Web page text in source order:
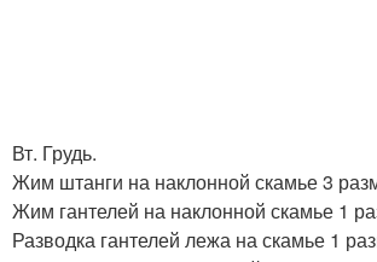
Вт. Грудь.
Жим штанги на наклонной скамье 3
Жим гантелей на наклонной скамье 1
Разводка гантелей лежа на скамье 1